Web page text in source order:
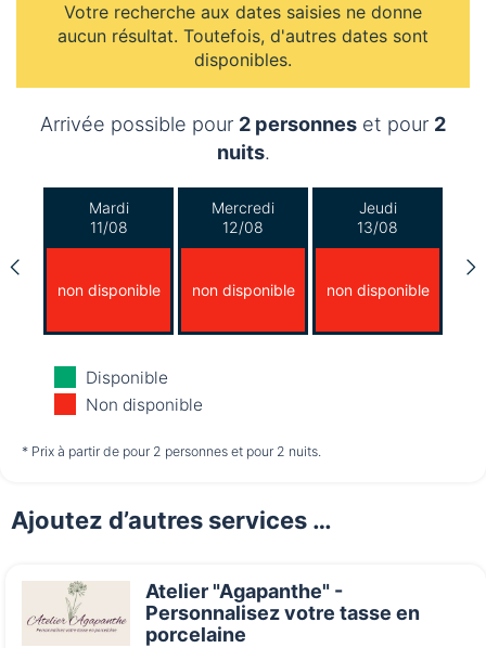
Votre recherche aux dates saisies ne donne
aucun résultat. Toutefois, d'autres dates sont
disponibles.
Arrivée possible pour 2 personnes et pour 2
nuits.
Mardi
11/08
non disponible
Mercredi
12/08
non disponible
Jeudi
13/08
non disponible
14/08
non disponible non disponible
Lundi
non disponible
Disponible
Non disponible
* Prix à partir de pour 2 personnes et pour 2 nuits.
Ajoutez d’autres services …
Atelier "Agapanthe" -
Personnalisez votre tasse en
porcelaine